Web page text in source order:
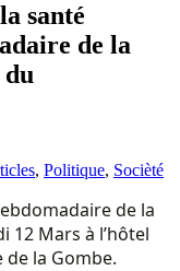
santé
de la
, Politique, Socièté
de la
12 Mars à l’hôtel
la Gombe.